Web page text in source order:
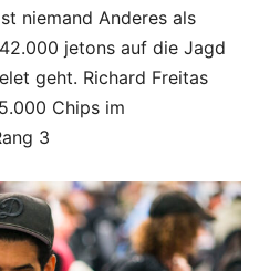
niemand Anderes als
jetons auf die Jagd
geht. Richard Freitas
Chips im
3